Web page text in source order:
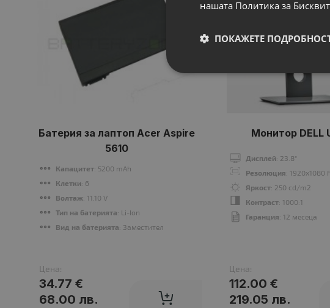
Батерия за лаптоп Acer Aspire
5610
Капацитет: 5200 mAh
Клетки: 6
Волтаж: 11.10 V
Тип на батерията: Li-Ion
Вид на батерията: Заместител
Цена:
34.77 €
68.00 лв.
Монитор DELL
Дисплей: 23.8"
Резолюция: 1920x1080
Яркост: 250 cd/m2
Контраст: 1000:1
Гаранция: 12 месеца
Цена:
112.00 €
219.05 лв.
нашата Политика за
ПОКАЖЕТЕ